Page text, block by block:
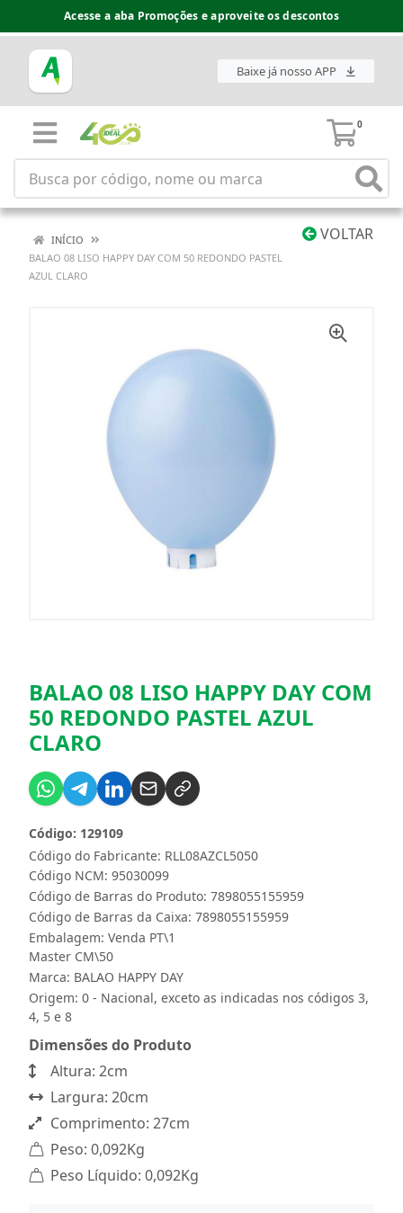
Acesse a aba Promoções e aproveite os descontos
Baixe já nosso APP
0
VOLTAR
INÍCIO
BALAO 08 LISO HAPPY DAY COM 50 REDONDO PASTEL
AZUL CLARO
BALAO 08 LISO HAPPY DAY COM
50 REDONDO PASTEL AZUL
CLARO
Código do Fabricante: RLL08AZCL5050
Código: 129109
Código NCM: 95030099
Código de Barras do Produto: 7898055155959
Código de Barras da Caixa: 7898055155959
Embalagem: Venda PT\1
Master CM\50
Marca: BALAO HAPPY DAY
Origem: 0 - Nacional, exceto as indicadas nos códigos 3,
4, 5 e 8
Dimensões do Produto
Altura: 2cm
Largura: 20cm
Comprimento: 27cm
Peso: 0,092Kg
Peso Líquido: 0,092Kg